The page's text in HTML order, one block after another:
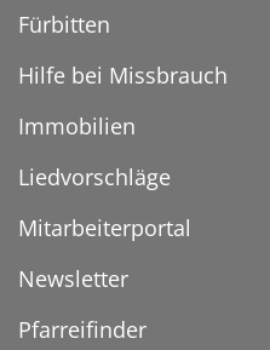
Fürbitten
Hilfe bei Missbrauch
Immobilien
Liedvorschläge
Mitarbeiterportal
Newsletter
Pfarreifinder